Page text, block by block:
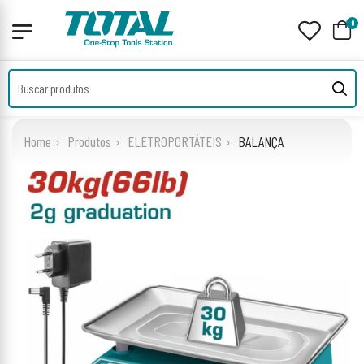
0
Home Produtos ELETROPORTÁTEIS BALANÇA